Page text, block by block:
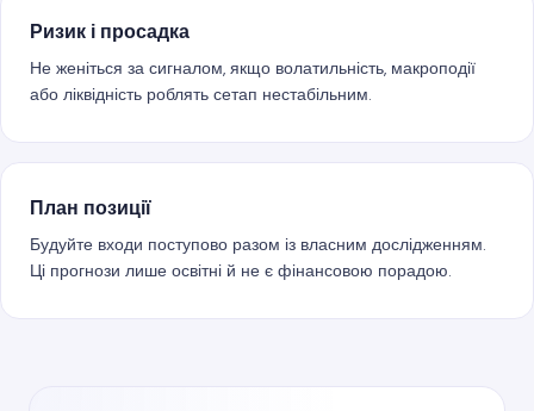
Ризик і просадка
Не женіться за сигналом, якщо волатильність, макроподії
або ліквідність роблять сетап нестабільним.
План позиції
Будуйте входи поступово разом із власним дослідженням.
Ці прогнози лише освітні й не є фінансовою порадою.